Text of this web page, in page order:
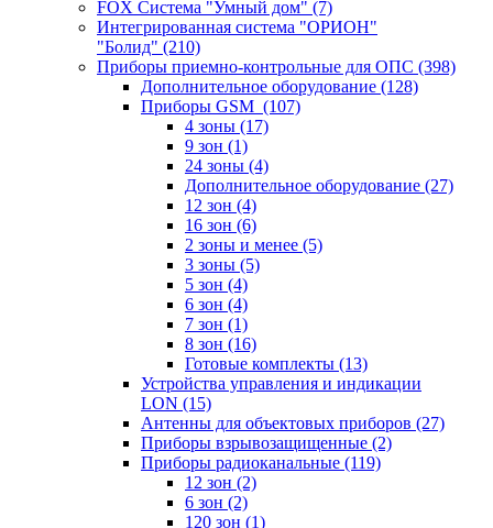
FOX Система "Умный дом" (7)
Интегрированная система "ОРИОН"
"Болид" (210)
Приборы приемно-контрольные для ОПС (398)
Дополнительное оборудование (128)
Приборы GSM (107)
4 зоны (17)
9 зон (1)
24 зоны (4)
Дополнительное оборудование (27)
12 зон (4)
16 зон (6)
2 зоны и менее (5)
3 зоны (5)
5 зон (4)
6 зон (4)
7 зон (1)
8 зон (16)
Готовые комплекты (13)
Устройства управления и индикации
LON (15)
Антенны для объектовых приборов (27)
Приборы взрывозащищенные (2)
Приборы радиоканальные (119)
12 зон (2)
6 зон (2)
120 зон (1)